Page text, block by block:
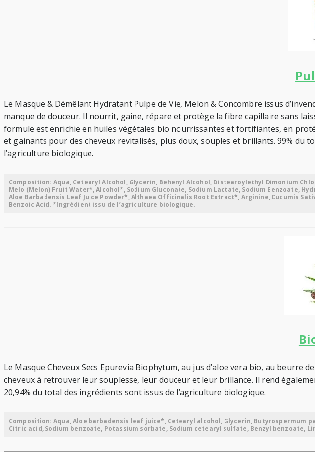
Le Masque & Démêlant Hydratant Pulpe de Vie, Melon & Concombre issus
manque de douceur. Il nourrit, gaine, répare et protège la fibre capillaire sans
formule est enrichie en huiles végétales bio nourrissantes et fortifiantes, en
et gainants pour des cheveux revitalisés, plus doux, souples et brillants. 99% du
l’agriculture biologique.
Composition: Aqua, Cetearyl Alcohol, Glycerin, Behenyl Alcohol, Distearoylethyl Dimonium
Melo (Melon) Fruit Water*, Alcohol*, Sodium Gluconate, Sodium Lactate, Sodium Benzoate,
Aloe Barbadensis Leaf Juice Powder*, Althaea Officinalis Root Extract*, Arginine, Cucumis
Benzoic Acid. *Ingrédient issu de l’agriculture biologique.
Le Masque Cheveux Secs Epurevia Biophytum, au jus d’aloe vera bio, au
cheveux à retrouver leur souplesse, leur douceur et leur brillance. Il rend
20,94% du total des ingrédients sont issus de l’agriculture biologique.
Composition: Aqua, Aloe barbadensis leaf juice*, Cetearyl alcohol, Glycerin,
Citric acid, Sodium benzoate, Potassium sorbate, Sodium cetearyl sulfate, Benzyl benzoate,